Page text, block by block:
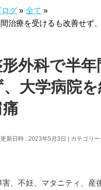
グ » 全て »
間治療を受けるも改善せず
形外科で半
大学病院
新日時 : 2023年5月3日 カテゴリー
、不妊、マタニティ、産